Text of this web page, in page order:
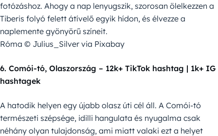
fotózáshoz. Ahogy a nap lenyugszik, szorosan ölelkezzen a
Tiberis folyó felett átívelő egyik hídon, és élvezze a
naplemente gyönyörű színeit.
Róma © Julius_Silver via Pixabay
6. Comói-tó, Olaszország – 12k+ TikTok hashtag | 1k+ IG
hashtagek
A hatodik helyen egy újabb olasz úti cél áll. A Comói-tó
természeti szépsége, idilli hangulata és nyugalma csak
néhány olyan tulajdonság, ami miatt valaki ezt a helyet